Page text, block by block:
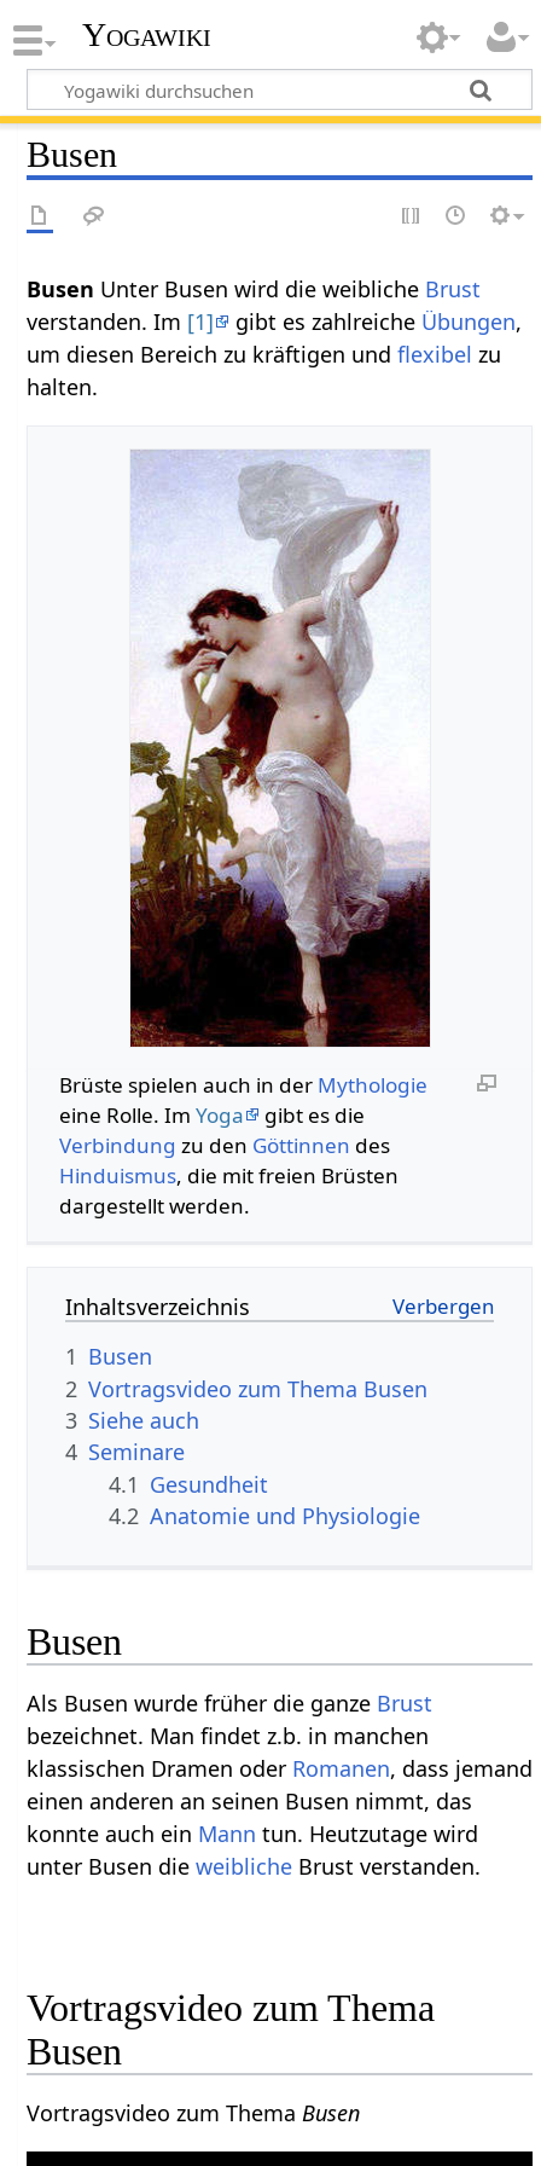
Yogawiki
Busen
Busen Unter Busen wird die weibliche Brust
verstanden. Im [1] gibt es zahlreiche Übungen,
um diesen Bereich zu kräftigen undflexibel zu
halten.
Brüste spielen auch in der Mythologie
eine Rolle. Im Yoga
gibt es die
Verbindung zu den Göttinnen des
Hinduismus, die mit freien Brüsten
dargestellt werden.
Inhaltsverzeichnis
1 Busen
2 Vortragsvideo zum Thema Busen
3 Siehe auch
4 Seminare
4.1 Gesundheit
4.2 Anatomie und Physiologie
Busen
Als Busen wurde früher die ganze Brust
bezeichnet. Man findet z.b. in manchen
klassischen Dramen oder Romanen, dass jemand
einen anderen an seinen Busen nimmt, das
konnte auch ein Mann tun. Heutzutage wird
unter Busen dieweibliche Brust verstanden.
Vortragsvideo zum Thema
Busen
Vortragsvideo zum ThemaBusen